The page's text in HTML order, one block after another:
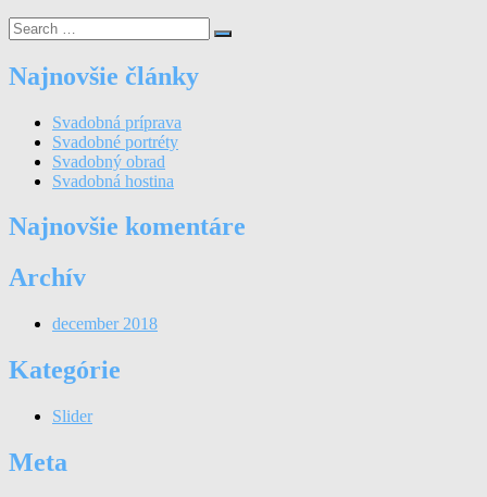
Najnovšie články
Svadobná príprava
Svadobné portréty
Svadobný obrad
Svadobná hostina
Najnovšie komentáre
Archív
december 2018
Kategórie
Slider
Meta